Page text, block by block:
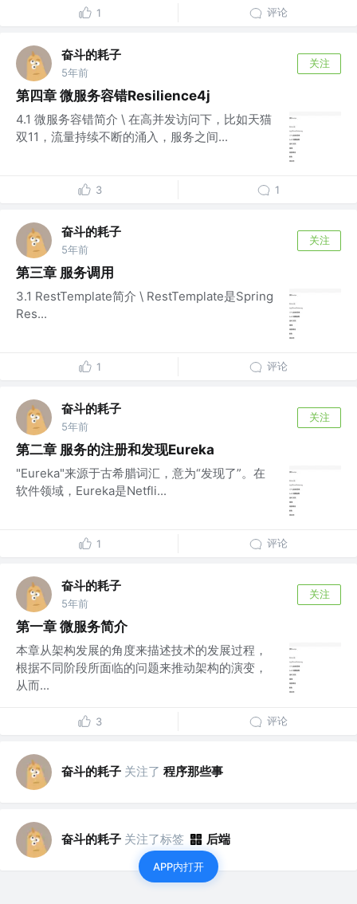
1 评论
奋斗的耗子
5年前
关注
第四章 微服务容错Resilience4j
4.1 微服务容错简介 \ 在高并发访问下，比如天猫
双11，流量持续不断的涌入，服务之间...
3 1
奋斗的耗子
5年前
关注
第三章 服务调用
3.1 RestTemplate简介 \ RestTemplate是Spring
Res...
1 评论
奋斗的耗子
5年前
关注
第二章 服务的注册和发现Eureka
"Eureka"来源于古希腊词汇，意为“发现了”。在
软件领域，Eureka是Netfli...
1 评论
奋斗的耗子
5年前
关注
第一章 微服务简介
本章从架构发展的角度来描述技术的发展过程，
根据不同阶段所面临的问题来推动架构的演变，
从而...
3 评论
奋斗的耗子 关注了 程序那些事
奋斗的耗子 关注了标签 后端
APP内打开